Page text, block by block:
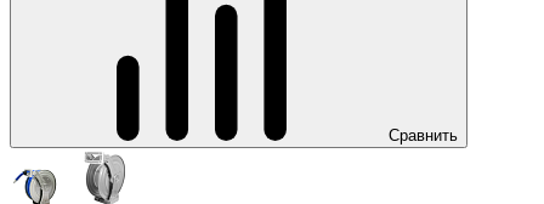
Сравнить